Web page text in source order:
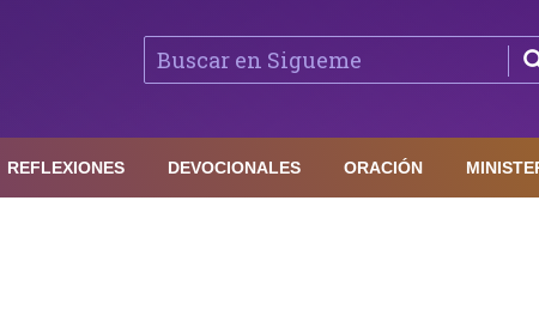
REFLEXIONES DEVOCIONALES ORACIÓN